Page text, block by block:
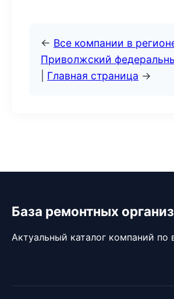
← Все компании в
Приволжский
Главная страница →
База ремонтных
Актуальный каталог компаний по